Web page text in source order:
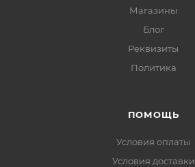
Магазины
Блог
Реквизиты
Политика
ПОМОЩЬ
Условия оплаты
Условия доставки